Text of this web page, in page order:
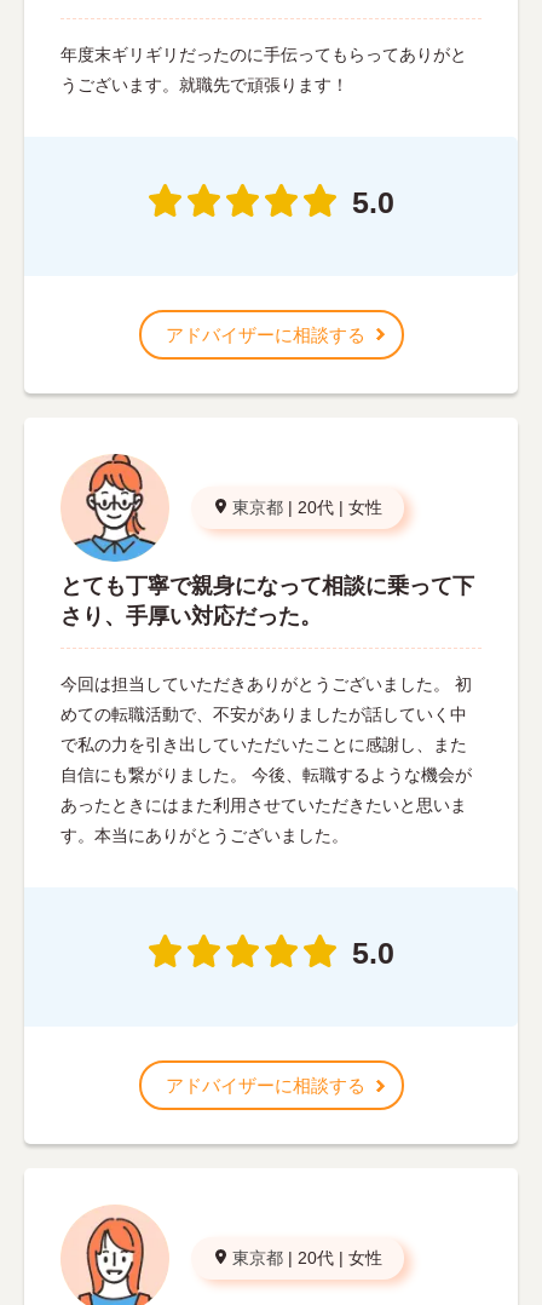
年度末ギリギリだったのに手伝ってもらってありがと
うございます。就職先で頑張ります！
5.0
アドバイザーに相談する
東京都 | 20代 | 女性
とても丁寧で親身になって相談に乗って下
さり、手厚い対応だった。
今回は担当していただきありがとうございました。 初
めての転職活動で、不安がありましたが話していく中
で私の力を引き出していただいたことに感謝し、また
自信にも繋がりました。 今後、転職するような機会が
あったときにはまた利用させていただきたいと思いま
す。本当にありがとうございました。
5.0
アドバイザーに相談する
東京都 | 20代 | 女性